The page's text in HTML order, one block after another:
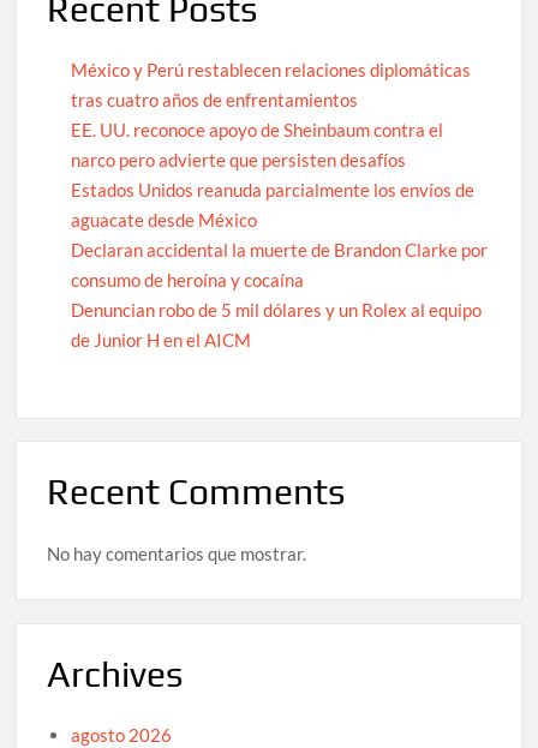
Recent Posts
México y Perú restablecen relaciones diplomáticas
tras cuatro años de enfrentamientos
EE. UU. reconoce apoyo de Sheinbaum contra el
narco pero advierte que persisten desafíos
Estados Unidos reanuda parcialmente los envíos de
aguacate desde México
Declaran accidental la muerte de Brandon Clarke por
consumo de heroína y cocaína
Denuncian robo de 5 mil dólares y un Rolex al equipo
de Junior H en el AICM
Recent Comments
No hay comentarios que mostrar.
Archives
agosto 2026